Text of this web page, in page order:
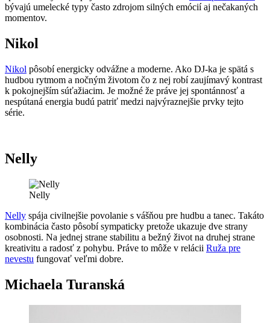
bývajú umelecké typy často zdrojom silných emócií aj nečakaných
momentov.
Nikol
Nikol pôsobí energicky odvážne a moderne. Ako DJ-ka je spätá s
hudbou rytmom a nočným životom čo z nej robí zaujímavý kontrast
k pokojnejším súťažiacim. Je možné že práve jej spontánnosť a
nespútaná energia budú patriť medzi najvýraznejšie prvky tejto
série.
Nelly
Nelly
Nelly spája civilnejšie povolanie s vášňou pre hudbu a tanec. Takáto
kombinácia často pôsobí sympaticky pretože ukazuje dve strany
osobnosti. Na jednej strane stabilitu a bežný život na druhej strane
kreativitu a radosť z pohybu. Práve to môže v relácii Ruža pre
nevestu fungovať veľmi dobre.
Michaela Turanská